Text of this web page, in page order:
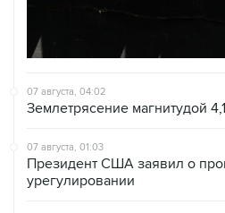
07 августа, 04:02
Землетрясение магнитудой
07 августа, 01:03
Президент США заявил о
урегулировании